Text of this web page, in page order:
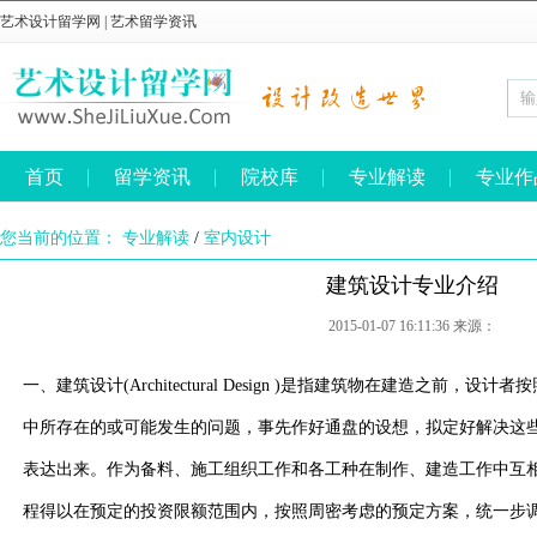
艺术设计留学网 艺术留学资讯
首页 留学资讯 院校库 专业解读 专业
您当前的位置： 专业解读 / 室内设计
建筑设计专业介绍
2015-01-07 16:11:36 来源：
一、建筑设计(Architectural Design )是指建筑物在建造之前，设计者
中所存在的或可能发生的问题，事先作好通盘的设想，拟定好解决这
表达出来。作为备料、施工组织工作和各工种在制作、建造工作中互
程得以在预定的投资限额范围内，按照周密考虑的预定方案，统一步